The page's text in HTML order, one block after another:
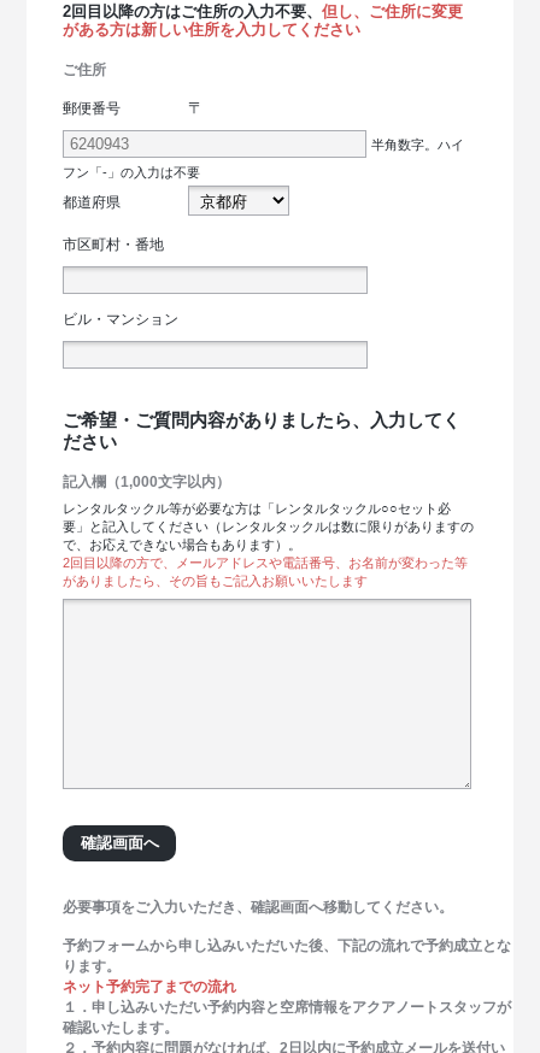
2回目以降の方はご住所の入力不要、但し、ご住所に変更
がある方は新しい住所を入力してください
ご住所
郵便番号 〒
半角数字。ハイ
フン「-」の入力は不要
都道府県
市区町村・番地
ビル・マンション
ご希望・ご質問内容がありましたら、入力してく
ださい
記入欄（1,000文字以内）
レンタルタックル等が必要な方は「レンタルタックル○○セット必
要」と記入してください（レンタルタックルは数に限りがありますの
で、お応えできない場合もあります）。
2回目以降の方で、メールアドレスや電話番号、お名前が変わった等
がありましたら、その旨もご記入お願いいたします
必要事項をご入力いただき、確認画面へ移動してください。
予約フォームから申し込みいただいた後、下記の流れで予約成立とな
ります。
ネット予約完了までの流れ
１．申し込みいただい予約内容と空席情報をアクアノートスタッフが
確認いたします。
２．予約内容に問題がなければ、2日以内に予約成立メールを送付い